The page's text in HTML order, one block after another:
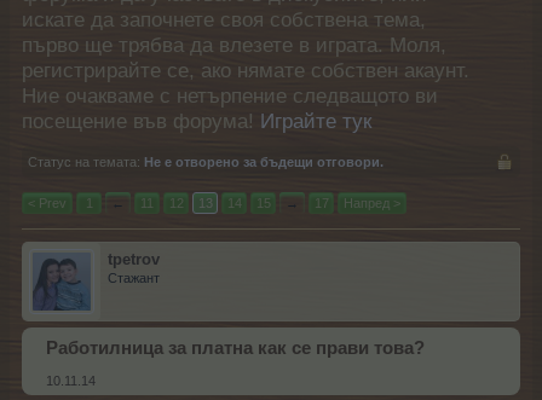
искате да започнете своя собствена тема,
първо ще трябва да влезете в играта. Моля,
регистрирайте се, ако нямате собствен акаунт.
Ние очакваме с нетърпение следващото ви
посещение във форума! Играйте тук
Статус на темата: Не е отворено за бъдещи отговори.
< Prev 1 ← 11 12 13 14 15 → 17 Напред >
tpetrov
Стажант
Работилница за платна как се прави това?
10.11.14